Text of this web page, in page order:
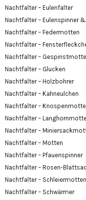
Nachtfalter – Eulenfalter
Nachtfalter – Eulenspinner
Nachtfalter – Federmotten
Nachtfalter –
Nachtfalter –
Nachtfalter – Glucken
Nachtfalter – Holzbohrer
Nachtfalter – Kahneulchen
Nachtfalter –
Nachtfalter –
Nachtfalter –
Nachtfalter – Motten
Nachtfalter – Pfauenspinner
Nachtfalter – Rosen-
Nachtfalter – Schleiermotten
Nachtfalter – Schwärmer